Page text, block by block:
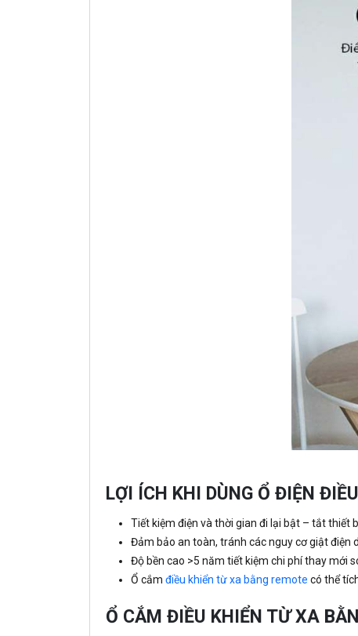
LỢI ÍCH KHI DÙNG Ổ ĐIỆN
Tiết kiệm điện và thời gian đi lại bật – tắt thiết
Đảm bảo an toàn, tránh các nguy cơ giật điện
Độ bền cao >5 năm tiết kiệm chi phí thay mới
Ổ cắm điều khiển từ xa bằng remote có thể
Ổ CẮM ĐIỀU KHIỂN TỪ XA